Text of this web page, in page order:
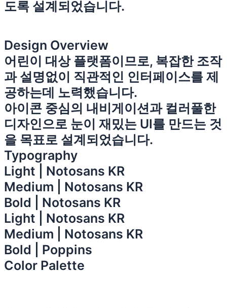
도록 설계되었습니다.
Design Overview
어린이 대상 플랫폼이므로, 복잡한 조작
과 설명없이 직관적인 인터페이스를 제
공하는데 노력했습니다.
아이콘 중심의 내비게이션과 컬러풀한
디자인으로 눈이 재밌는 UI를 만드는 것
을 목표로 설계되었습니다.
Typography
Light | Notosans KR
Medium | Notosans KR
Bold | Notosans KR
Light | Notosans KR
Medium | Notosans KR
Bold | Poppins
Color Palette